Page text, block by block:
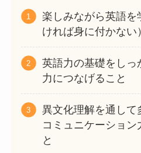
楽しみながら英語を
ければ身に付かない）
英語力の基礎をしっ
力につなげること
異文化理解を通して
コミュニケーション
と